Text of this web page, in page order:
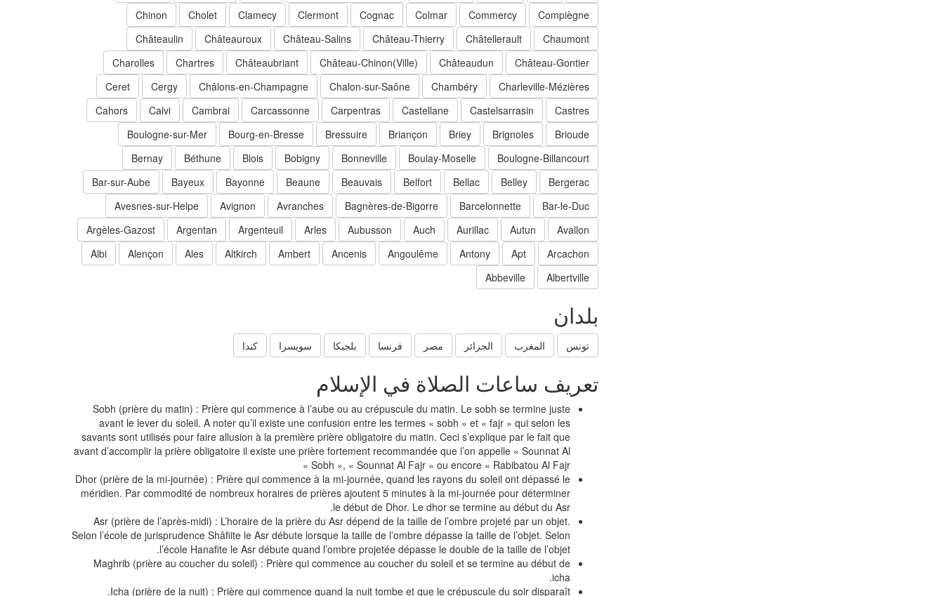
Compiègne
Commercy
Colmar
Cognac
Clermont
Clamecy
Cholet
Chinon
Chaumont
Châtellerault
Château-Thierry
Château-Salins
Châteauroux
Châteaulin
Château-Gontier
Châteaudun
Château-Chinon(Ville)
Châteaubriant
Chartres
Charolles
Charleville-Mézières
Chambéry
Chalon-sur-Saône
Châlons-en-Champagne
Cergy
Ceret
Castres
Castelsarrasin
Castellane
Carpentras
Carcassonne
Cambrai
Calvi
Cahors
Brioude
Brignoles
Briey
Briançon
Bressuire
Bourg-en-Bresse
Boulogne-sur-Mer
Boulogne-Billancourt
Boulay-Moselle
Bonneville
Bobigny
Blois
Béthune
Bernay
Bergerac
Belley
Bellac
Belfort
Beauvais
Beaune
Bayonne
Bayeux
Bar-sur-Aube
Bar-le-Duc
Barcelonnette
Bagnères-de-Bigorre
Avranches
Avignon
Avesnes-sur-Helpe
Avallon
Autun
Aurillac
Auch
Aubusson
Arles
Argenteuil
Argentan
Argèles-Gazost
Arcachon
Apt
Antony
Angoulême
Ancenis
Ambert
Altkirch
Ales
Alençon
Albi
Albertville
Abbeville
بلدان
تونس المغرب الجزائر مصر فرنسا بلجيكا سويسرا كندا
تعريف ساعات الصلاة في الإسلام
Sobh (prière du matin) : Prière qui commence à l’aube ou au crépuscule du matin. Le sobh se termine juste
avant le lever du soleil. A noter qu’il existe une confusion entre les termes « sobh » et « fajr » qui selon les
savants sont utilisés pour faire allusion à la première prière obligatoire du matin. Ceci s’explique par le fait que
avant d’accomplir la prière obligatoire il existe une prière fortement recommandée que l’on appelle « Sounnat Al
Sobh », « Sounnat Al Fajr » ou encore « Rabibatou Al Fajr »
Dhor (prière de la mi-journée) : Prière qui commence à la mi-journée, quand les rayons du soleil ont dépassé le
méridien. Par commodité de nombreux horaires de prières ajoutent 5 minutes à la mi-journée pour déterminer
le début de Dhor. Le dhor se termine au début du Asr.
Asr (prière de l’après-midi) : L’horaire de la prière du Asr dépend de la taille de l’ombre projeté par un objet.
Selon l’école de jurisprudence Shâfiite le Asr débute lorsque la taille de l’ombre dépasse la taille de l’objet. Selon
l’école Hanafite le Asr débute quand l’ombre projetée dépasse le double de la taille de l’objet.
Maghrib (prière au coucher du soleil) : Prière qui commence au coucher du soleil et se termine au début de
icha.
Icha (prière de la nuit) : Prière qui commence quand la nuit tombe et que le crépuscule du soir disparaît.